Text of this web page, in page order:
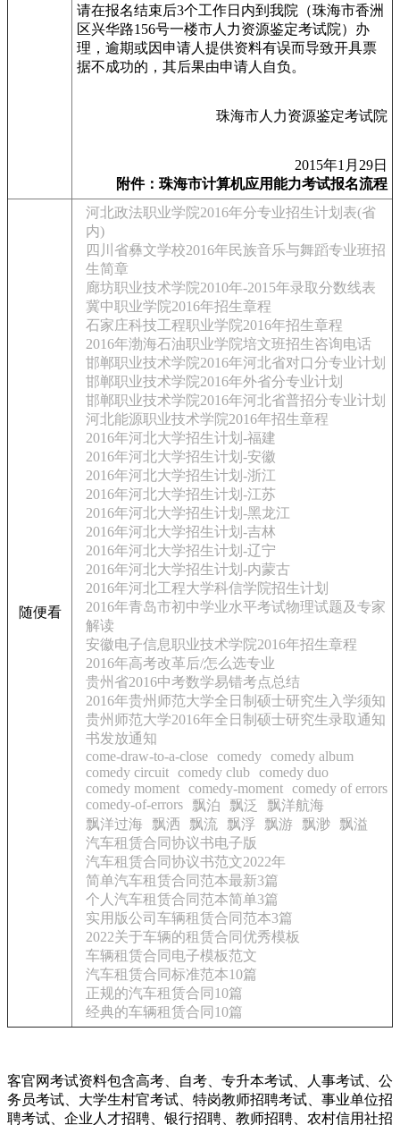
请在报名结束后3个工作日内到我院（珠海市香洲
区兴华路156号一楼市人力资源鉴定考试院）办
理，逾期或因申请人提供资料有误而导致开具票
据不成功的，其后果由申请人自负。
珠海市人力资源鉴定考试院
2015年1月29日
附件：珠海市计算机应用能力考试报名流程
随便看
河北政法职业学院2016年分专业招生计划表(省
内)
四川省彝文学校2016年民族音乐与舞蹈专业班招
生简章
廊坊职业技术学院2010年-2015年录取分数线表
冀中职业学院2016年招生章程
石家庄科技工程职业学院2016年招生章程
2016年渤海石油职业学院培文班招生咨询电话
邯郸职业技术学院2016年河北省对口分专业计划
邯郸职业技术学院2016年外省分专业计划
邯郸职业技术学院2016年河北省普招分专业计划
河北能源职业技术学院2016年招生章程
2016年河北大学招生计划-福建
2016年河北大学招生计划-安徽
2016年河北大学招生计划-浙江
2016年河北大学招生计划-江苏
2016年河北大学招生计划-黑龙江
2016年河北大学招生计划-吉林
2016年河北大学招生计划-辽宁
2016年河北大学招生计划-内蒙古
2016年河北工程大学科信学院招生计划
2016年青岛市初中学业水平考试物理试题及专家
解读
安徽电子信息职业技术学院2016年招生章程
2016年高考改革后/怎么选专业
贵州省2016中考数学易错考点总结
2016年贵州师范大学全日制硕士研究生入学须知
贵州师范大学2016年全日制硕士研究生录取通知
书发放通知
come-draw-to-a-close comedy comedy album
comedy circuit comedy club comedy duo
comedy moment comedy-moment comedy of errors
comedy-of-errors
飘泊 飘泛
飘洋航海
飘洋过海
飘洒 飘流 飘浮 飘游 飘渺
飘溢
汽车租赁合同协议书电子版
汽车租赁合同协议书范文2022年
简单汽车租赁合同范本最新3篇
个人汽车租赁合同范本简单3篇
实用版公司车辆租赁合同范本3篇
2022关于车辆的租赁合同优秀模板
车辆租赁合同电子模板范文
汽车租赁合同标准范本10篇
正规的汽车租赁合同10篇
经典的车辆租赁合同10篇
客官网考试资料包含高考、自考、专升本考试、人事考试、公
务员考试、大学生村官考试、特岗教师招聘考试、事业单位招
聘考试、企业人才招聘、银行招聘、教师招聘、农村信用社招